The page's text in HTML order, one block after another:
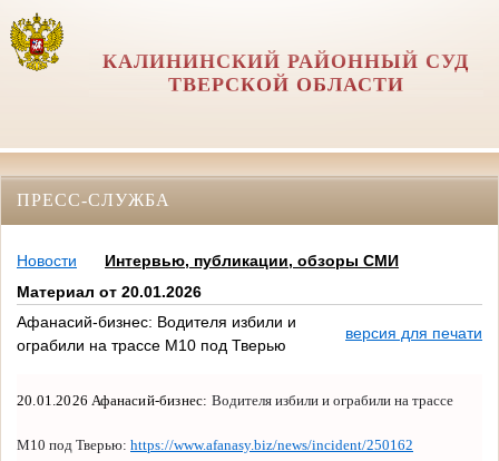
КАЛИНИНСКИЙ РАЙОННЫЙ СУД
ТВЕРСКОЙ ОБЛАСТИ
ПРЕСС-СЛУЖБА
Новости
Интервью, публикации, обзоры СМИ
Материал от 20.01.2026
Афанасий-бизнес: Водителя избили и
ограбили на трассе М10 под Тверью
версия для печати
20.01.2026 Афанасий-бизнес: Водителя избили и ограбили на трассе
М10 под Тверью: https://www.afanasy.biz/news/incident/250162